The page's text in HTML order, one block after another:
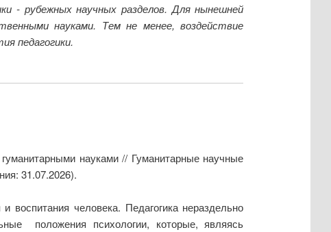
- рубежных научных разделов. Для нынешней
науками. Тем не менее, воздействие
педагогики.
науками // Гуманитарные научные
31.07.2026).
воспитания человека. Педагогика нераздельно
положения психологии, которые, являясь